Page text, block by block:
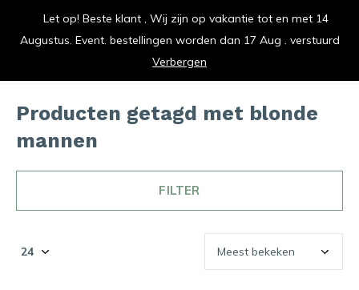
vrolijk je keuken op
Producten getagd met blonde
mannen
FILTER
Let op! Beste klant , Wij zijn op vakantie tot en met 14
Augustus. Event. bestellingen worden dan 17 Aug . verstuurd
Verbergen